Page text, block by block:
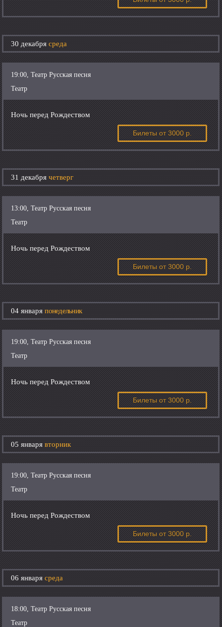
30 декабрясреда
19:00, Театр Русская песня
Театр
Ночь перед Рождеством
Билеты от 3000 р.
31 декабрячетверг
13:00, Театр Русская песня
Театр
Ночь перед Рождеством
Билеты от 3000 р.
04 январяпонедельник
19:00, Театр Русская песня
Театр
Ночь перед Рождеством
Билеты от 3000 р.
05 январявторник
19:00, Театр Русская песня
Театр
Ночь перед Рождеством
Билеты от 3000 р.
06 январясреда
18:00, Театр Русская песня
Театр